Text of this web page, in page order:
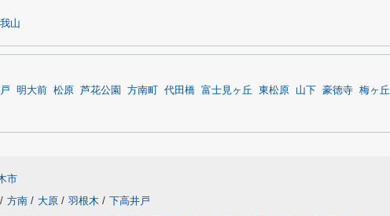
山
明大前 松原 芦花公園 方南町 代田橋 富士見ヶ丘 東松原 山下 豪徳寺 梅ヶ丘
市
/ 方南 / 大原 / 羽根木 / 下高井戸